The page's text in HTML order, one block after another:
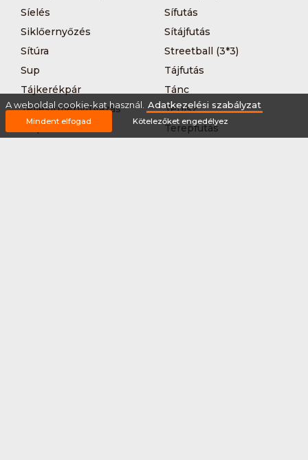
Síelés
Sífutás
Siklőernyőzés
Sítájfutás
Sítúra
Streetball (3*3)
Sup
Tájfutás
Tájkerékpár
Tánc
Teljesítménytúrázás
Tenisz
Teqball
Terepfutás
A weboldal cookie-kat használ. Adatkezelési szabályzat
Mindent elfogad Kötelezőket engedélyez